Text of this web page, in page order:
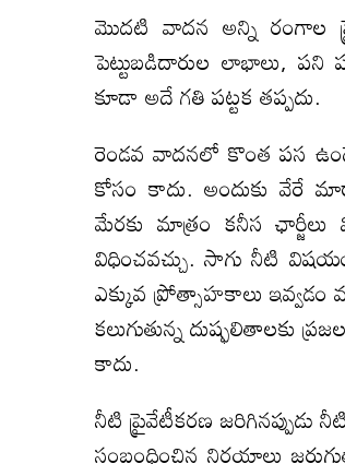
మొదటి వాదన అన్ని రంగాల
పెట్టుబడిదారుల లాభాలు, పని
కూడా అదే గతి పట్టక తప్పదు.
రెండవ వాదనలో కొంత పస
కోసం కాదు. అందుకు వేరే
మేరకు మాత్రం కనీస
విధించవచ్చు. సాగు నీటి
ఎక్కువ ప్రోత్సాహకాలు ఇవ్వడం
కలుగుతున్న దుష్ఫలితాలకు
కాదు.
నీటి ప్రైవేటీకరణ
సంబంధించిన నిర్ణయాలు